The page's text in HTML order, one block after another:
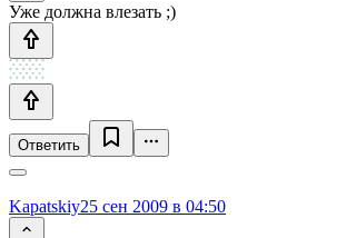
Уже должна влезать ;)
Ответить
Kapatskiy25 сен 2009 в 04:50